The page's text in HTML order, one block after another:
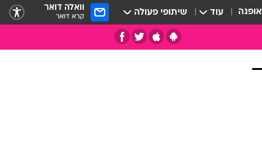
אופנה עוד שיתופי פעולה וואלה דואר
קרא דואר